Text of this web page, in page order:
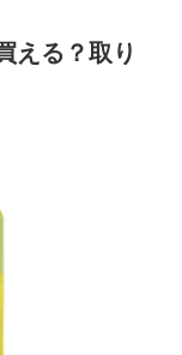
える？取り